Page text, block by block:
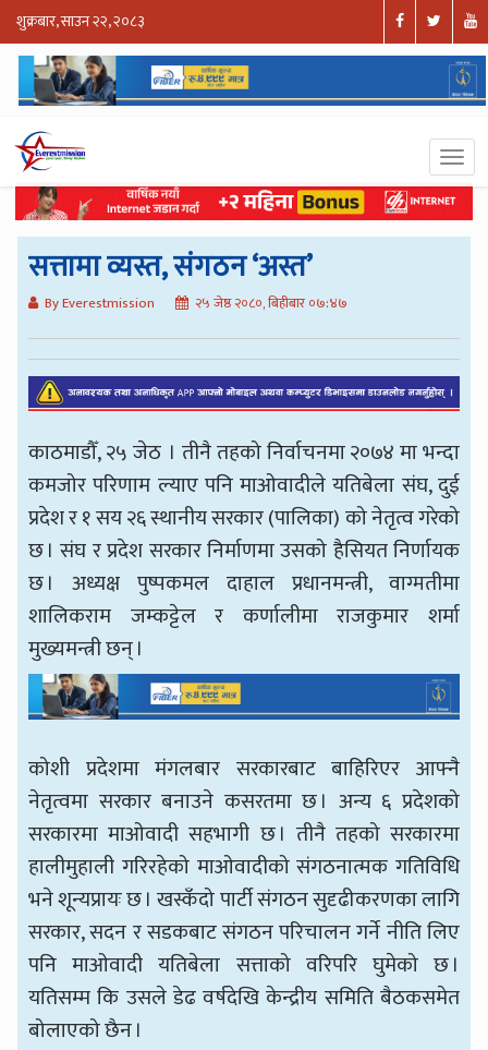
शुक्रबार, साउन २२, २०८३
सत्तामा व्यस्त, संगठन ‘अस्त’
By Everestmission २५ जेष्ठ २०८०, बिहीबार ०७:४७
काठमाडौँ, २५ जेठ । तीनै तहको निर्वाचनमा २०७४ मा भन्दा
कमजोर परिणाम ल्याए पनि माओवादीले यतिबेला संघ, दुई
प्रदेश र १ सय २६ स्थानीय सरकार (पालिका) को नेतृत्व गरेको
छ । संघ र प्रदेश सरकार निर्माणमा उसको हैसियत निर्णायक
छ । अध्यक्ष पुष्पकमल दाहाल प्रधानमन्त्री, वाग्मतीमा
शालिकराम जम्कट्टेल र कर्णालीमा राजकुमार शर्मा
मुख्यमन्त्री छन् ।
कोशी प्रदेशमा मंगलबार सरकारबाट बाहिरिएर आफ्नै
नेतृत्वमा सरकार बनाउने कसरतमा छ । अन्य ६ प्रदेशको
सरकारमा माओवादी सहभागी छ । तीनै तहको सरकारमा
हालीमुहाली गरिरहेको माओवादीको संगठनात्मक गतिविधि
भने शून्यप्रायः छ । खस्कँदो पार्टी संगठन सुदृढीकरणका लागि
सरकार, सदन र सडकबाट संगठन परिचालन गर्ने नीति लिए
पनि माओवादी यतिबेला सत्ताको वरिपरि घुमेको छ ।
यतिसम्म कि उसले डेढ वर्षदेखि केन्द्रीय समिति बैठकसमेत
बोलाएको छैन ।